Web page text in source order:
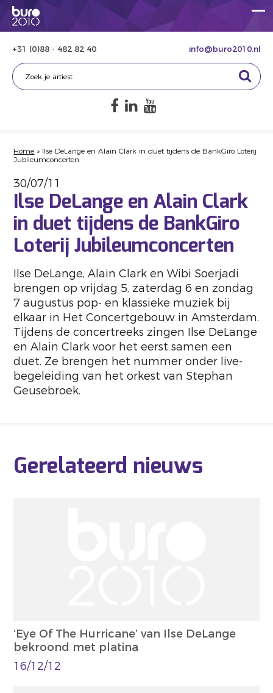
+31 (0)88 - 482 82 40 info@buro2010.nl
Home » Ilse DeLange en Alain Clark in duet tijdens de BankGiro Loterij
Jubileumconcerten
30/07/11
Ilse DeLange en Alain Clark
in duet tijdens de BankGiro
Loterij Jubileumconcerten
Ilse DeLange, Alain Clark en Wibi Soerjadi
brengen op vrijdag 5, zaterdag 6 en zondag
7 augustus pop- en klassieke muziek bij
elkaar in Het Concertgebouw in Amsterdam.
Tijdens de concertreeks zingen Ilse DeLange
en Alain Clark voor het eerst samen een
duet. Ze brengen het nummer onder live-
begeleiding van het orkest van Stephan
Geusebroek.
Gerelateerd nieuws
‘Eye Of The Hurricane’ van Ilse DeLange
bekroond met platina
16/12/12